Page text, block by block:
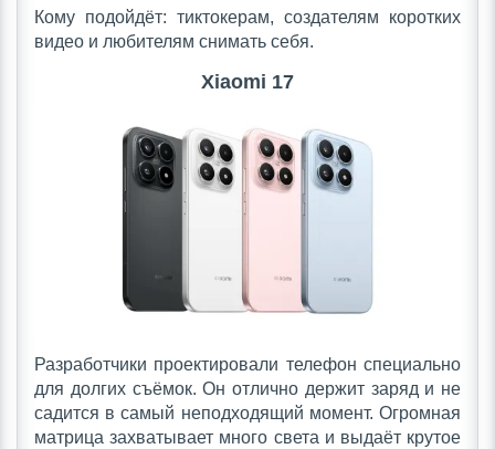
Кому подойдёт: тиктокерам, создателям коротких
видео и любителям снимать себя.
Xiaomi 17
Разработчики проектировали телефон специально
для долгих съёмок. Он отлично держит заряд и не
садится в самый неподходящий момент. Огромная
матрица захватывает много света и выдаёт крутое